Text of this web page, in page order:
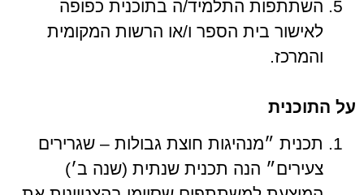
השתתפות התלמיד/ה בתוכנית כפופה
לאישור בית הספר ו/או הרשות המקומית
והמרכז.
על התוכנית
תכנית ״מנהיגות חוצת גבולות – שגרירים
צעירים״ הנה תכנית שנתית (שנה ב׳)